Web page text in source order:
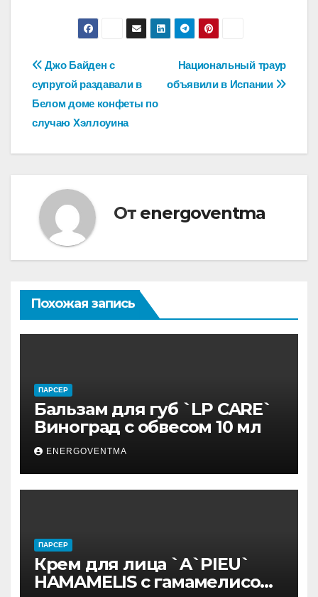
Навигация
по
записям
Национальный траур
объявили в Испании
Джо Байден c
супругой раздавали в
Белом доме конфеты по
случаю Хэллоуина
От energoventma
Похожая запись
ПАРСЕР
Бальзам для губ `LP CARE`
Виноград с обвесом 10 мл
ENERGOVENTMA
ПАРСЕР
Крем для лица `A`PIEU`
HAMAMELIS с гамамелисом